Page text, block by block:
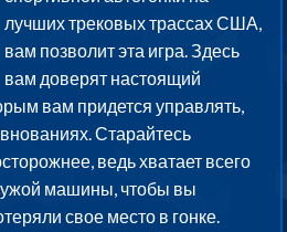
лучших трековых трассах США,
вам позволит эта игра. Здесь
вам доверят настоящий
вам придется управлять,
Старайтесь
ведь хватает всего
машины, чтобы вы
свое место в гонке.